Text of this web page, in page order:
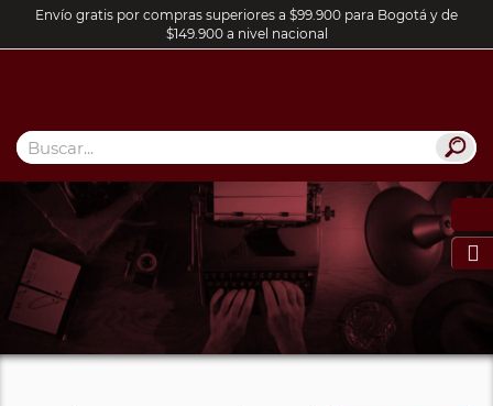
Envío gratis por compras superiores a $99.900 para Bogotá y de
$149.900 a nivel nacional
